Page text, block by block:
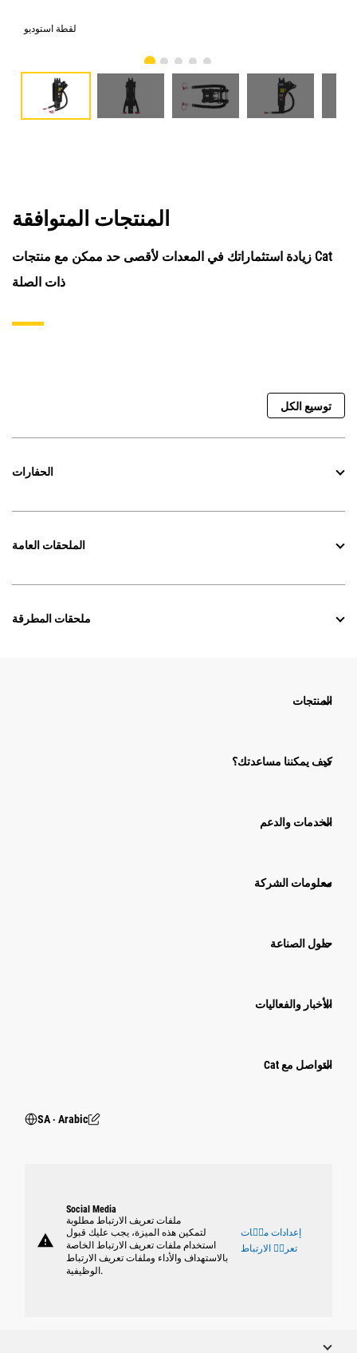
لقطة استوديو
المنتجات المتوافقة
زيادة استثماراتك في المعدات لأقصى حد ممكن مع منتجات Cat
ذات الصلة
توسيع الكل
الحفارات
الملحقات العامة
ملحقات المطرقة
المنتجات
كيف يمكننا مساعدتك؟
الخدمات والدعم
معلومات الشركة
حلول الصناعة
الأخبار والفعاليات
التواصل مع Cat
SA ‧ Arabic
warning
Social Media
ملفات تعريف الارتباط مطلوبة
لتمكين هذه الميزة، يجب عليك قبول
استخدام ملفات تعريف الارتباط الخاصة
بالاستهداف والأداء وملفات تعريف الارتباط
الوظيفية.
إعدادات ملٝات
تعريٝ الارتباط